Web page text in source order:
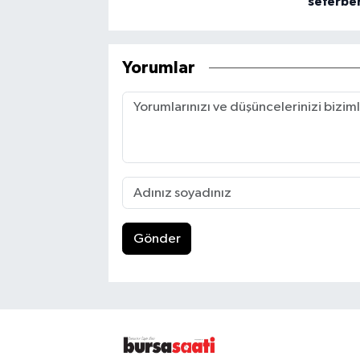
Yorumlar
Gönder